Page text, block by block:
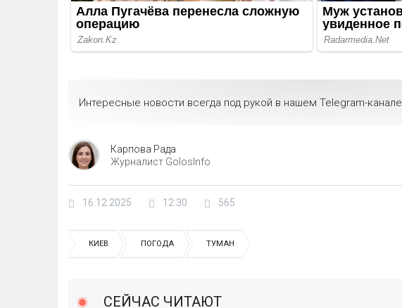
Интересные новости всегда под рукой в нашем Telegram-канале
Карпова Рада
Журналист GolosInfo
16.12.2025 12:30 565
КИЕВ ПОГОДА ТУМАН
СЕЙЧАС ЧИТАЮТ